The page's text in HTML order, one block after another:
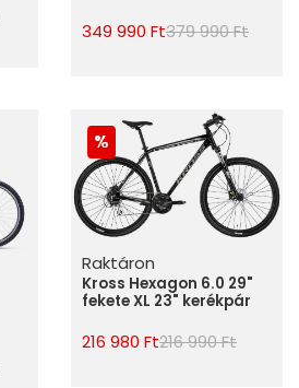
349 990 Ft379 990 Ft
Raktáron
Kross Hexagon 6.0 29"
fekete XL 23" kerékpár
216 980 Ft216 990 Ft